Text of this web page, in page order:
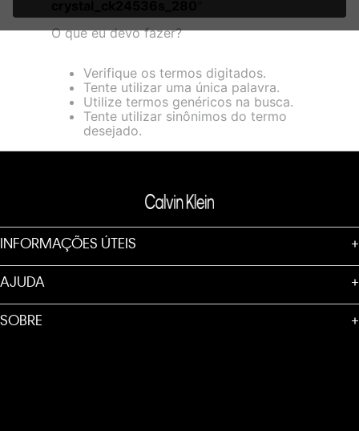
nosso Aviso de Privacidade. Quando você visita nosso site,
consideraremos isso como sua solicitação específica para
entre outros, a capacidade de comprar um item em nossa
loja virtual. Para maiores informações sobre o nosso aviso de
Cookies acesse o link.
O que eu devo fazer?
Verifique os termos digitados.
Tente utilizar uma única palavra.
Utilize termos genéricos na busca.
Tente utilizar sinônimos do termo
desejado.
INFORMAÇÕES ÚTEIS +
AJUDA +
SOBRE +